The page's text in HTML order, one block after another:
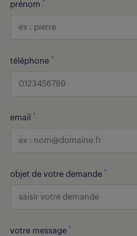
prénom *
téléphone *
email *
objet de votre demande *
votre message *